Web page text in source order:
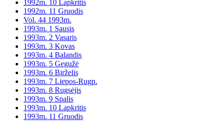
1992m. 10 Lapkritis
1992m. 11 Gruodis
Vol. 44 1993m.
1993m. 1 Sausis
1993m. 2 Vasaris
1993m. 3 Kovas
1993m. 4 Balandis
1993m. 5 Gegužė
1993m. 6 Birželis
1993m. 7 Liepos-Rugp.
1993m. 8 Rugsėjis
1993m. 9 Spalis
1993m. 10 Lapkritis
1993m. 11 Gruodis